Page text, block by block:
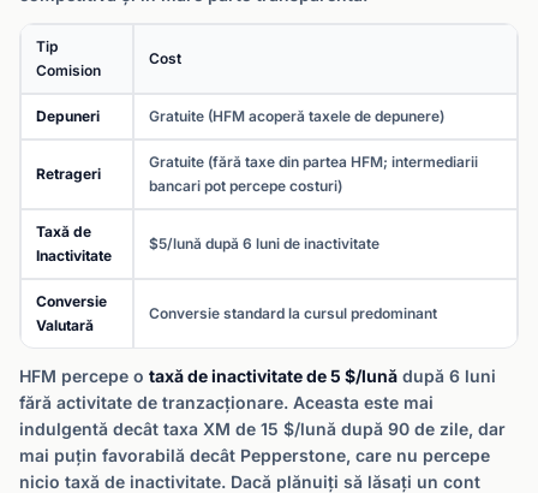
Tip
Comision
Cost
Depuneri Gratuite (HFM acoperă taxele de depunere)
Retrageri
Gratuite (fără taxe din partea HFM; intermediarii
bancari pot percepe costuri)
Taxă de
Inactivitate
$5/lună după 6 luni de inactivitate
Conversie
Valutară
Conversie standard la cursul predominant
HFM percepe o taxă de inactivitate de 5 $/lună după 6 luni
fără activitate de tranzacționare. Aceasta este mai
indulgentă decât taxa XM de 15 $/lună după 90 de zile, dar
mai puțin favorabilă decât Pepperstone, care nu percepe
nicio taxă de inactivitate. Dacă plănuiți să lăsați un cont